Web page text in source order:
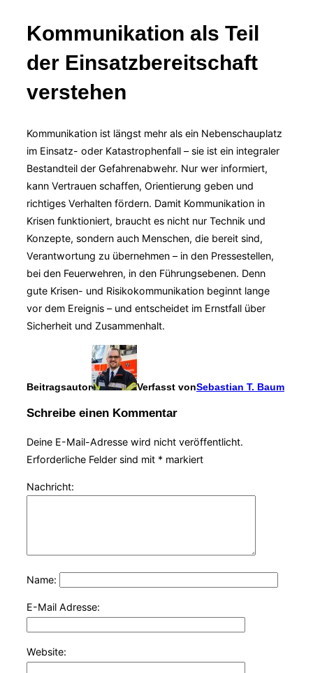
Kommunikation als Teil
der Einsatzbereitschaft
verstehen
Kommunikation ist längst mehr als ein Nebenschauplatz
im Einsatz- oder Katastrophenfall – sie ist ein integraler
Bestandteil der Gefahrenabwehr. Nur wer informiert,
kann Vertrauen schaffen, Orientierung geben und
richtiges Verhalten fördern. Damit Kommunikation in
Krisen funktioniert, braucht es nicht nur Technik und
Konzepte, sondern auch Menschen, die bereit sind,
Verantwortung zu übernehmen – in den Pressestellen,
bei den Feuerwehren, in den Führungsebenen. Denn
gute Krisen- und Risikokommunikation beginnt lange
vor dem Ereignis – und entscheidet im Ernstfall über
Sicherheit und Zusammenhalt.
Beitragsautor Verfasst vonSebastian T. Baum
Schreibe einen Kommentar
Deine E-Mail-Adresse wird nicht veröffentlicht.
Erforderliche Felder sind mit * markiert
Nachricht:
Name:
E-Mail Adresse:
Website: